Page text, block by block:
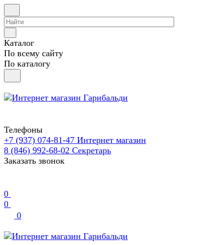
Каталог
По всему сайту
По каталогу
Телефоны
+7 (937) 074-81-47 Интернет магазин
8 (846) 992-68-02 Секретарь
Заказать звонок
0
0
0